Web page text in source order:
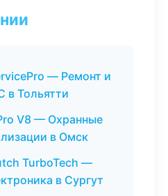
— Ремонт и
в Тольятти
V8 — Охранные
в Омск
TurboTech —
в Сургут